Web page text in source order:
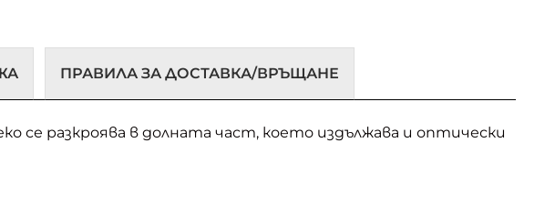
ПРАВИЛА ЗА ДОСТАВКА/ВРЪЩАНЕ
се разкроява в долната част, което издължава и оптически